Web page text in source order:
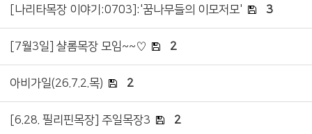
[나리타목장 이야기:0703]:'꿈나무들의 이모저모' 3
[7월3일] 샬롬목장 모임~~♡ 2
아비가일(26.7.2.목) 2
[6.28. 필리핀목장] 주일목장3 2